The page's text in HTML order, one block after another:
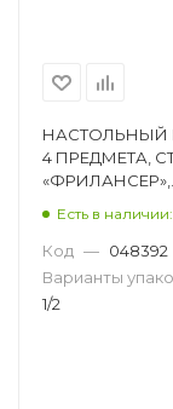
НАСТОЛЬНЫЙ
4 ПРЕДМЕТА,
«ФРИЛАНСЕР»,
Есть в
Код — 048392
Варианты
1/2